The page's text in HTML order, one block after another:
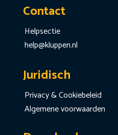
Contact
Helpsectie
help@kluppen.nl
Juridisch
Privacy & Cookiebeleid
Algemene voorwaarden